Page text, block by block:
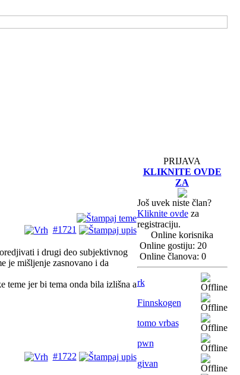
#1721
i drugi deo subjektivnog
je mišljenje zasnovano i da
teme jer bi tema onda bila izlišna a
#1722
PRIJAVA
KLIKNITE OVDE
ZA
Još uvek niste član?
Kliknite ovdeza
registraciju.
Online korisnika
Online gostiju: 20
Online članova: 0
rk
Finnskogen
tomo vrbas
pwn
givan